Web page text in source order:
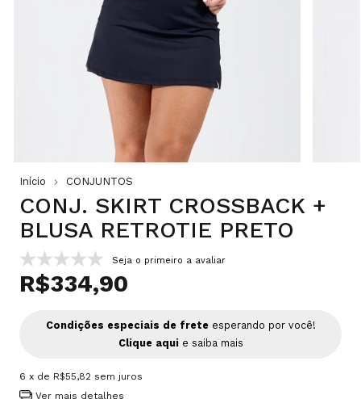
Início CONJUNTOS
CONJ. SKIRT CROSSBACK +
BLUSA RETROTIE PRETO
Seja o primeiro a avaliar
R$334,90
Condições especiais de freteesperando por você!
Clique aquie saiba mais
6 x de R$55,82 sem juros
Ver mais detalhes